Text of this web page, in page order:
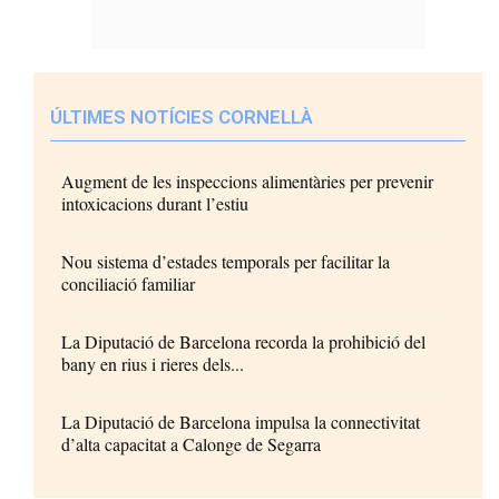
ÚLTIMES NOTÍCIES CORNELLÀ
Augment de les inspeccions alimentàries per prevenir
intoxicacions durant l’estiu
Nou sistema d’estades temporals per facilitar la
conciliació familiar
La Diputació de Barcelona recorda la prohibició del
bany en rius i rieres dels...
La Diputació de Barcelona impulsa la connectivitat
d’alta capacitat a Calonge de Segarra